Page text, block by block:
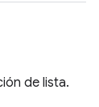
de lista.